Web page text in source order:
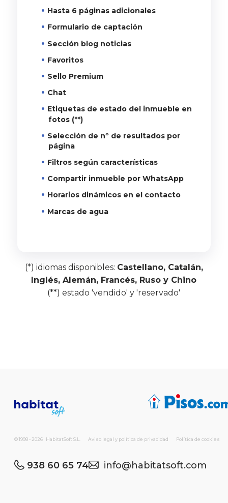
Hasta 6 páginas adicionales
Formulario de captación
Sección blog noticias
Favoritos
Sello Premium
Chat
Etiquetas de estado del inmueble en
fotos (**)
Selección de nº de resultados por
página
Filtros según características
Compartir inmueble por WhatsApp
Horarios dinámicos en el contacto
Marcas de agua
(*) idiomas disponibles: Castellano, Catalán,
Inglés, Alemán, Francés, Ruso y Chino
(**) estado 'vendido' y 'reservado'
© 1998 - 2026 HabitatSoft S.L. Aviso legal y política de privacidad Política de cookies
938 60 65 74 info@habitatsoft.com